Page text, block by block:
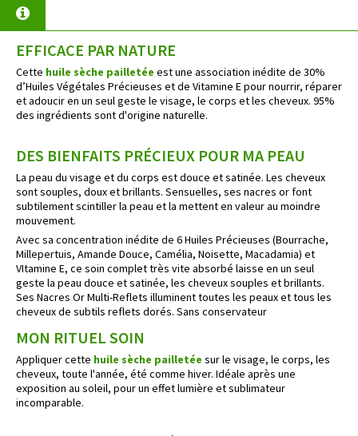
EFFICACE PAR NATURE
Cette huile sèche pailletée est une association inédite de 30%
d’Huiles Végétales Précieuses et de Vitamine E pour nourrir, réparer
et adoucir en un seul geste le visage, le corps et les cheveux. 95%
des ingrédients sont d'origine naturelle.
DES BIENFAITS PRÉCIEUX POUR MA PEAU
La peau du visage et du corps est douce et satinée. Les cheveux
sont souples, doux et brillants. Sensuelles, ses nacres or font
subtilement scintiller la peau et la mettent en valeur au moindre
mouvement.
Avec sa concentration inédite de 6 Huiles Précieuses (Bourrache,
Millepertuis, Amande Douce, Camélia, Noisette, Macadamia) et
VItamine E, ce soin complet très vite absorbé laisse en un seul
geste la peau douce et satinée, les cheveux souples et brillants.
Ses Nacres Or Multi-Reflets illuminent toutes les peaux et tous les
cheveux de subtils reflets dorés. Sans conservateur
MON RITUEL SOIN
Appliquer cette huile sèche pailletée sur le visage, le corps, les
cheveux, toute l'année, été comme hiver. Idéale après une
exposition au soleil, pour un effet lumière et sublimateur
incomparable.